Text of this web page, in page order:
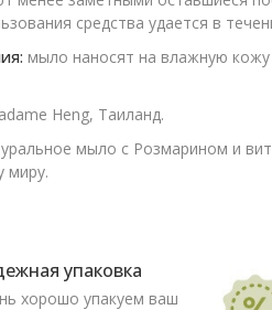
средства удается в
мыло наносят на влажную
Heng, Таиланд.
мыло с Розмарином и
миру.
упаковка
хорошо упакуем ваш